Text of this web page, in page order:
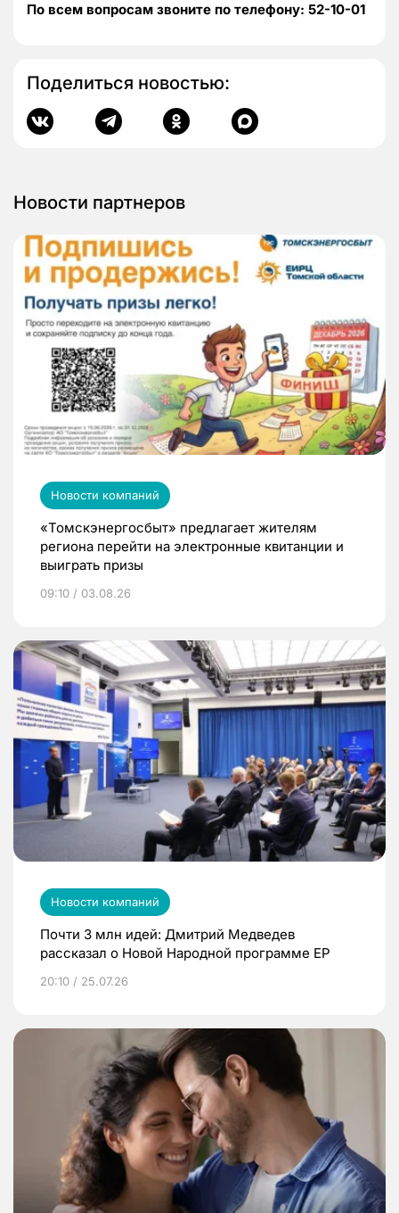
По всем вопросам звоните по телефону: 52-10-01
Поделиться новостью:
Новости партнеров
Новости компаний
«Томскэнергосбыт» предлагает жителям
региона перейти на электронные квитанции и
выиграть призы
09:10 / 03.08.26
Новости компаний
Почти 3 млн идей: Дмитрий Медведев
рассказал о Новой Народной программе ЕР
20:10 / 25.07.26